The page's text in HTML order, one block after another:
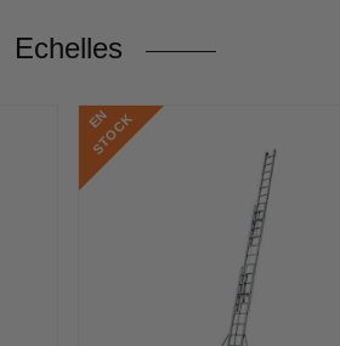
Echelles
E
N
S
T
O
C
K